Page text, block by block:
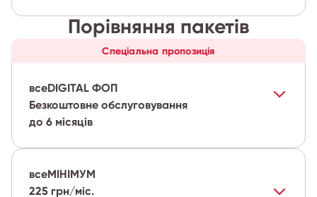
Порівняння пакетів
Спеціальна пропозиція
всеDIGITAL ФОП
Безкоштовне обслуговування
до 6 місяців
всеМІНІМУМ
225 грн/міс.